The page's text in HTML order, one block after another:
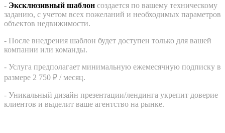
- Эксклюзивный шаблон создается по вашему техническому
заданию, с учетом всех пожеланий и необходимых параметров
объектов недвижимости.
- После внедрения шаблон будет доступен только для вашей
компании или команды.
- Услуга предполагает минимальную ежемесячную подписку в
размере 2 750 ₽ / месяц.
- Уникальный дизайн презентации/лендинга укрепит доверие
клиентов и выделит ваше агентство на рынке.